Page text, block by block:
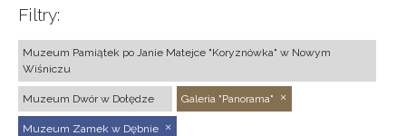
Filtry:
Muzeum Pamiątek po Janie Matejce "Koryznówka" w Nowym
Wiśniczu
Muzeum Dwór w Dołędze Galeria "Panorama"
Muzeum Zamek w Dębnie